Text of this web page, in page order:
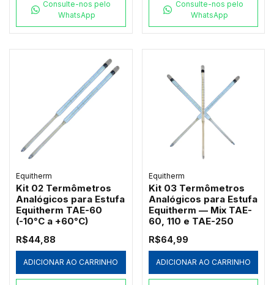
Consulte-nos pelo
WhatsApp
Consulte-nos pelo
WhatsApp
Equitherm
Kit 02 Termômetros
Analógicos para Estufa
Equitherm TAE-60
(-10°C a +60°C)
R$44,88
ADICIONAR AO CARRINHO
Equitherm
Kit 03 Termômetros
Analógicos para Estufa
Equitherm — Mix TAE-
60, 110 e TAE-250
R$64,99
ADICIONAR AO CARRINHO